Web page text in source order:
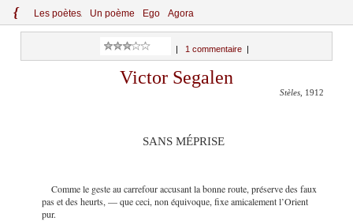
{ Les poètes Un poème Ego Agora
1 commentaire|
Victor Segalen
Stèles , 1912
SANS MÉPRISE
Comme le geste au carrefour accusant la bonne route, préserve des faux
pas et des heurts, — que ceci, non équivoque, fixe amicalement l’Orient
pur.